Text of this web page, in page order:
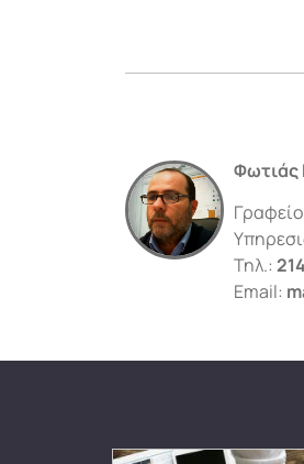
Φωτιάς
Τηλ.:
Email: